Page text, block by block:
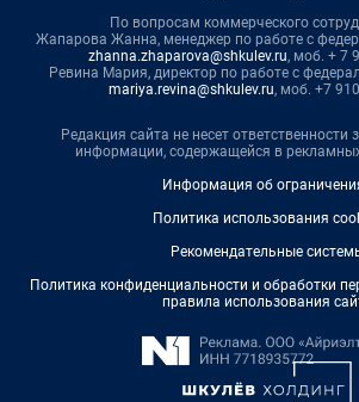
По вопросам коммерческого
Жапарова Жанна, менеджер по работе с
zhanna.zhaparova@shkulev.ru, моб. + 7
Ревина Мария, директор по работе с
mariya.revina@shkulev.ru, моб. +7
Редакция сайта не несет ответственности
информации, содержащейся в
Информация об
Политика использования
Рекомендательные
Политика конфиденциальности и обработки
правила использования